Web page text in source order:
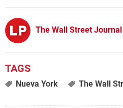
The Wall Street Journal
Nueva York The Wall